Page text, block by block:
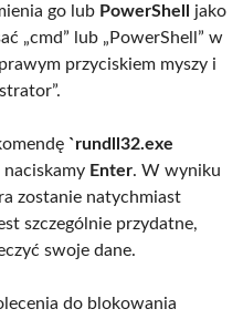
go lub PowerShell
jako
„cmd” lub „PowerShell” w
przyciskiem myszy i
`rundll32.exe
naciskamy Enter. W wyniku
zostanie natychmiast
szczególnie przydatne,
swoje dane.
do blokowania